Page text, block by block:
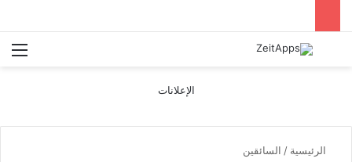
بحث عن
الإعلانات
الرئيسية / السائقين